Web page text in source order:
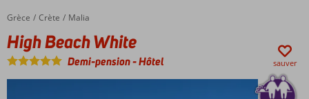
Le centre
de Bali
est à
environ 1
kilomètre
Accueil
Grèce Crète Malia
High Beach White
High Beach White
Demi-pension-Hôtel sauver